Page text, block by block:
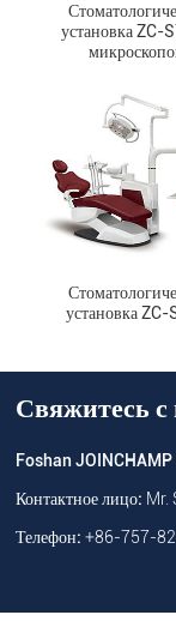
установка ZC-
установка ZC-
Свяжитесь с
Foshan
Контактное лицо: Mr.
Телефон:+86-757-